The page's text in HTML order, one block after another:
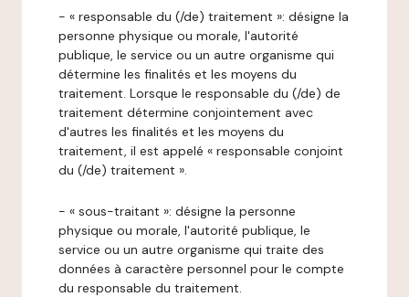
- « responsable du (/de) traitement »: désigne la
personne physique ou morale, l'autorité
publique, le service ou un autre organisme qui
détermine les finalités et les moyens du
traitement. Lorsque le responsable du (/de) de
traitement détermine conjointement avec
d'autres les finalités et les moyens du
traitement, il est appelé « responsable conjoint
du (/de) traitement ».
- « sous-traitant »: désigne la personne
physique ou morale, l'autorité publique, le
service ou un autre organisme qui traite des
données à caractère personnel pour le compte
du responsable du traitement.